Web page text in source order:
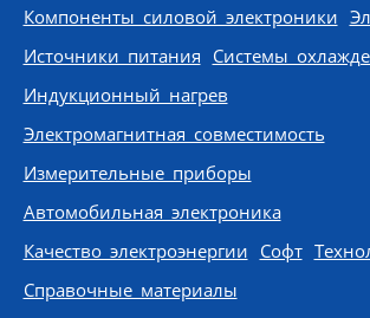
Компоненты силовой электроники
Источники питания Системы
Индукционный нагрев
Электромагнитная совместимость
Измерительные приборы
Автомобильная электроника
Качество электроэнергии Софт
Справочные материалы